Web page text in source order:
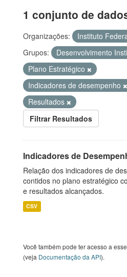
1 conjunto de
Organizações:
Instituto
Grupos:
Desenvolvimento
Plano Estratégico
Indicadores de desempenho
Resultados
Filtrar Resultados
Indicadores de
Relação dos indicadores de
contidos no plano estratégico
e resultados alcançados.
CSV
Você também pode ter acesso a
(veja Documentação da API).